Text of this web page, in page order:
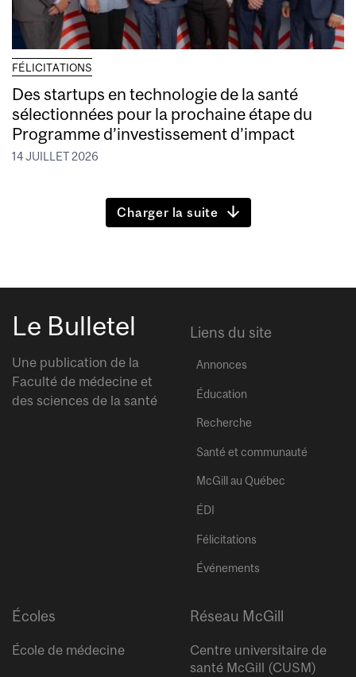
FÉLICITATIONS
Des startups en technologie de la santé
sélectionnées pour la prochaine étape du
Programme d’investissement d’impact
14 JUILLET 2026
Charger la suite
Le Bulletel
Une publication de la
Faculté de médecine et
des sciences de la santé
Liens du site
Annonces
Éducation
Recherche
Santé et communauté
McGill au Québec
ÉDI
Félicitations
Événements
Écoles
École de médecine
Réseau McGill
Centre universitaire de
santé McGill (CUSM)